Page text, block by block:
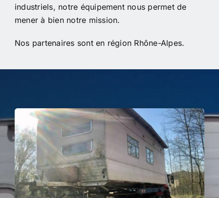
industriels, notre équipement nous permet de
mener à bien notre mission.
Nos partenaires sont en région Rhône-Alpes.